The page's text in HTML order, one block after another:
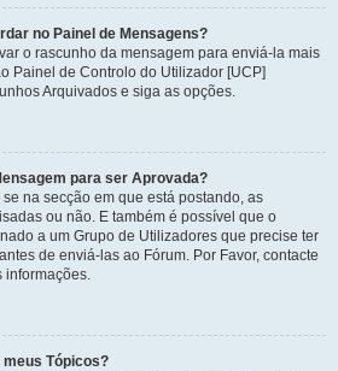
no Painel de Mensagens?
o rascunho da mensagem para enviá-la mais
Painel de Controlo do Utilizador [UCP]
Arquivados e siga as opções.
para ser Aprovada?
na secção em que está postando, as
ou não. E também é possível que o
a um Grupo de Utilizadores que precise ter
de enviá-las ao Fórum. Por Favor, contacte
informações.
Tópicos?